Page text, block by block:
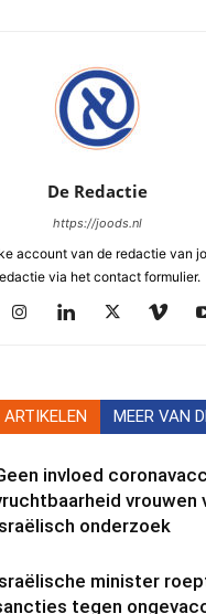
De Redactie
https://joods.nl
account van de redactie van
via het contact formulier.
ARTIKELEN MEER VAN
invloed
vrouwen
onderzoek
minister
tegen